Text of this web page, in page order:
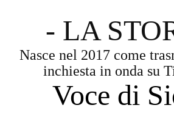
- LA
Nasce nel 2017 come
inchiesta in onda su
Voce di